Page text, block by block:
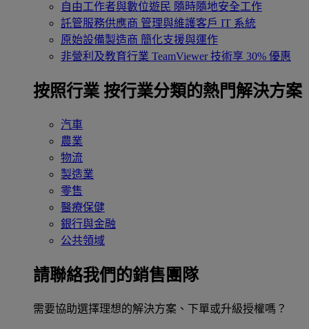
自由工作者與數位遊民 隨時隨地安全工作
託管服務供應商 管理與維護客戶 IT 系統
原始設備製造商 簡化支援與運作
非營利及教育行業 TeamViewer 技術享 30% 優惠
按照行業 按行業分類的熱門解決方案
汽車
農業
物流
製造業
零售
醫療保健
銀行與金融
公共領域
請聯絡我們的銷售團隊
需要協助選擇理想的解決方案、下單或升級授權嗎？